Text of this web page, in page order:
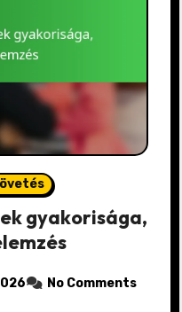
gyakorisága,
No Comments